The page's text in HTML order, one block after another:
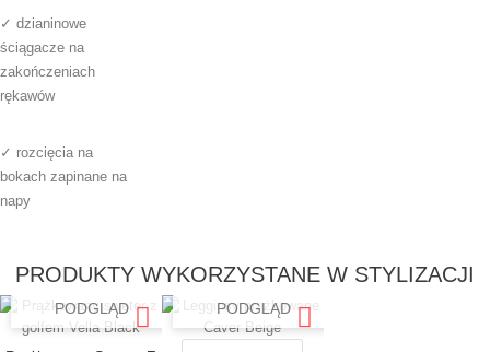
✓ dzianinowe
ściągacze na
zakończeniach
rękawów
✓ rozcięcia na
bokach zapinane na
napy
PRODUKTY WYKORZYSTANE W STYLIZACJI
SZYBKI
PODGLĄD
SZYBKI
PODGLĄD